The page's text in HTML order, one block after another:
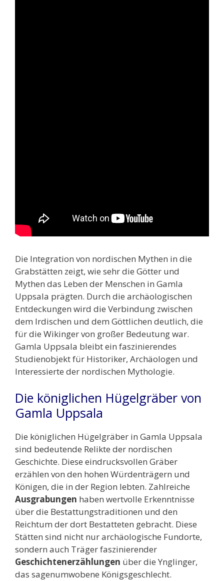
Die Integration von nordischen Mythen in die
Grabstätten zeigt, wie sehr die Götter und
Mythen das Leben der Menschen in Gamla
Uppsala prägten. Durch die archäologischen
Entdeckungen wird die Verbindung zwischen
dem Irdischen und dem Göttlichen deutlich, die
für die Wikinger von großer Bedeutung war.
Gamla Uppsala bleibt ein faszinierendes
Studienobjekt für Historiker, Archäologen und
Interessierte der nordischen Mythologie.
Die königlichen Hügelgräber von
Gamla Uppsala
Die königlichen Hügelgräber in Gamla Uppsala
sind bedeutende Relikte der nordischen
Geschichte. Diese eindrucksvollen Gräber
erzählen von den hohen Würdenträgern und
Königen, die in der Region lebten. Zahlreiche
Ausgrabungen haben wertvolle Erkenntnisse
über die Bestattungstraditionen und den
Reichtum der dort Bestatteten gebracht. Diese
Stätten sind nicht nur archäologische Fundorte,
sondern auch Träger faszinierender
Geschichtenerzählungen über die Ynglinger,
das sagenumwobene Königsgeschlecht.